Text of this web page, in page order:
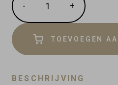
-
de
met
+
Vermeerder
de
met
TOEVOEGEN
BESCHRIJVING